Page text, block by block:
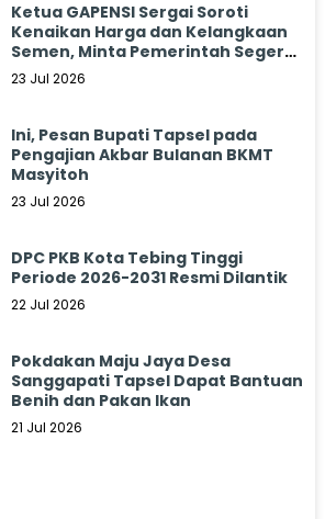
Ketua GAPENSI Sergai Soroti
Kenaikan Harga dan Kelangkaan
Semen, Minta Pemerintah Segera
Bertindak
23 Jul 2026
Ini, Pesan Bupati Tapsel pada
Pengajian Akbar Bulanan BKMT
Masyitoh
23 Jul 2026
DPC PKB Kota Tebing Tinggi
Periode 2026-2031 Resmi Dilantik
22 Jul 2026
Pokdakan Maju Jaya Desa
Sanggapati Tapsel Dapat Bantuan
Benih dan Pakan Ikan
21 Jul 2026